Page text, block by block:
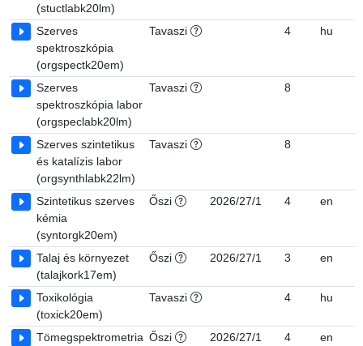
(stuctlabk20lm)
Szerves
spektroszkópia
(orgspectk20em)
Tavaszi 4 hu
Szerves
spektroszkópia labor
(orgspeclabk20lm)
Tavaszi 8
Szerves szintetikus
és katalízis labor
(orgsynthlabk22lm)
Tavaszi 8
Szintetikus szerves
kémia
(syntorgk20em)
Őszi 2026/27/1 4 en
Talaj és környezet
(talajkork17em)
Őszi 2026/27/1 3 en
Toxikológia
(toxick20em)
Tavaszi 4 hu
Tömegspektrometria Őszi 2026/27/1 4 en